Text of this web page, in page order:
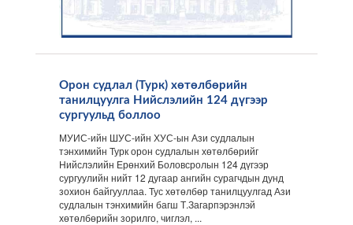
Орон судлал (Турк) хөтөлбөрийн
танилцуулга Нийслэлийн 124 дүгээр
сургуульд боллоо
МУИС-ийн ШУС-ийн ХУС-ын Ази судлалын
тэнхимийн Турк орон судлалын хөтөлбөрийг
Нийслэлийн Ерөнхий Боловсролын 124 дүгээр
сургуулийн нийт 12 дугаар ангийн сурагчдын дунд
зохион байгууллаа. Тус хөтөлбөр танилцуулгад Ази
судлалын тэнхимийн багш Т.Загарпэрэнлэй
хөтөлбөрийн зорилго, чиглэл, ...